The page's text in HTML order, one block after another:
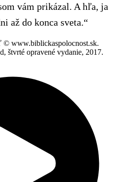
vám prikázal. A hľa, ja
až do konca sveta.“
© www.biblickaspolocnost.sk.
štvrté opravené vydanie, 2017.